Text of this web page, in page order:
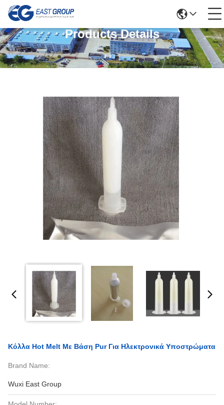
Products Details
Κόλλα Hot Melt Με Βάση Pur Για Ηλεκτρονικά Υποστρώματα
Brand Name:
Wuxi East Group